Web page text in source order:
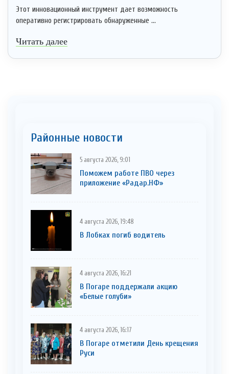
Этот инновационный инструмент дает возможность
оперативно регистрировать обнаруженные ...
Читать далее
Районные новости
5 августа 2026, 9:01
Поможем работе ПВО через
приложение «Радар.НФ»
4 августа 2026, 19:48
В Лобках погиб водитель
4 августа 2026, 16:21
В Погаре поддержали акцию
«Белые голуби»
4 августа 2026, 16:17
В Погаре отметили День крещения
Руси